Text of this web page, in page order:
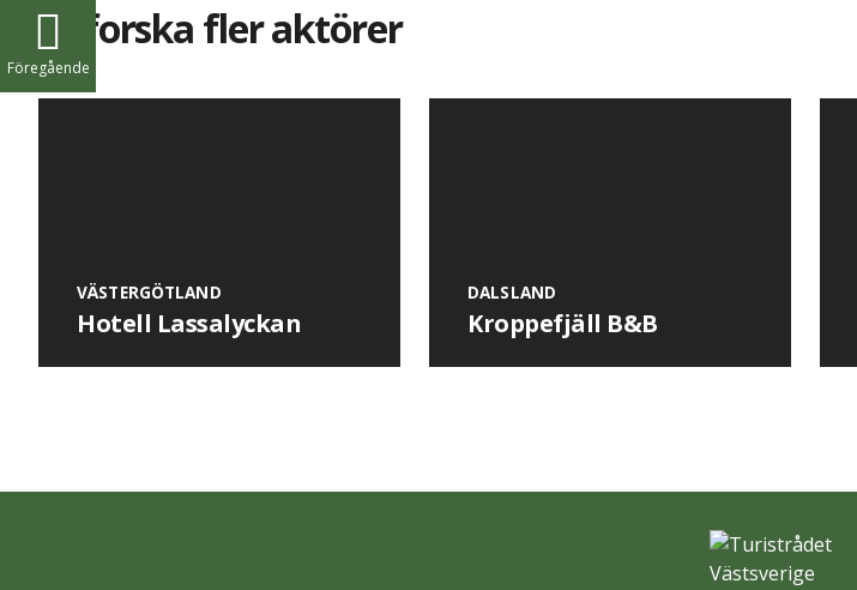
Föregående
Utforska fler aktörer
VÄSTERGÖTLAND
Hotell Lassalyckan
DALSLAND
Kroppefjäll B&B